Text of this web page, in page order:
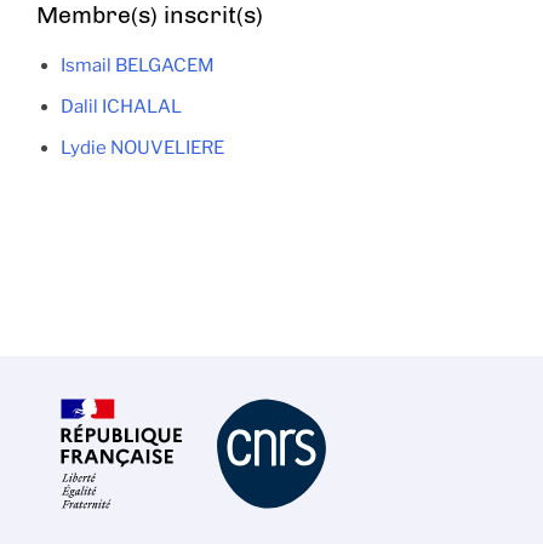
Membre(s) inscrit(s)
Ismail BELGACEM
Dalil ICHALAL
Lydie NOUVELIERE